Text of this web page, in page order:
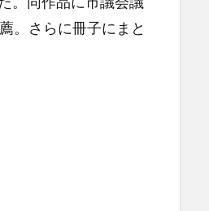
。さらに冊子にまと